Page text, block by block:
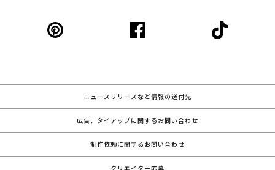
ニュースリリースなど情報の送付先
広告、タイアップに関するお問い合わせ
制作依頼に関するお問い合わせ
クリエイター応募